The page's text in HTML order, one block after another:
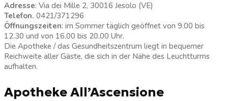
Adresse: Via dei Mille 2, 30016 Jesolo (VE)
Telefon. 0421/371296
Öffnungszeiten: im Sommer täglich geöffnet von 9.00 bis
12.30 und von 16.00 bis 20.00 Uhr.
Die Apotheke / das Gesundheitszentrum liegt in bequemer
Reichweite aller Gäste, die sich in der Nähe des Leuchtturms
aufhalten.
Apotheke All’Ascensione